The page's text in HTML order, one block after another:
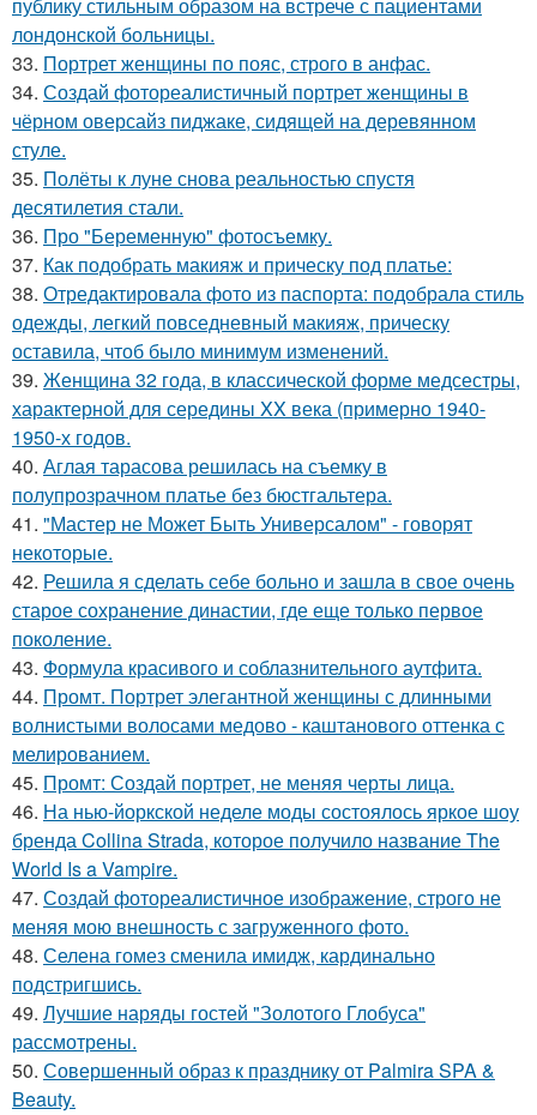
публику стильным образом на встрече с пациентами
лондонской больницы.
33. Портрет женщины по пояс, строго в анфас.
34. Создай фотореалистичный портрет женщины в
чёрном оверсайз пиджаке, сидящей на деревянном
стуле.
35. Полёты к луне снова реальностью спустя
десятилетия стали.
36. Про "Беременную" фотосъемку.
37. Как подобрать макияж и прическу под платье:
38. Отредактировала фото из паспорта: подобрала стиль
одежды, легкий повседневный макияж, прическу
оставила, чтоб было минимум изменений.
39. Женщина 32 года, в классической форме медсестры,
характерной для середины XX века (примерно 1940-
1950-х годов.
40. Аглая тарасова решилась на съемку в
полупрозрачном платье без бюстгальтера.
41. "Мастер не Может Быть Универсалом" - говорят
некоторые.
42. Решила я сделать себе больно и зашла в свое очень
старое сохранение династии, где еще только первое
поколение.
43. Формула красивого и соблазнительного аутфита.
44. Промт. Портрет элегантной женщины с длинными
волнистыми волосами медово - каштанового оттенка с
мелированием.
45. Промт: Создай портрет, не меняя черты лица.
46. На нью-йоркской неделе моды состоялось яркое шоу
бренда Collina Strada, которое получило название The
World Is a Vampire.
47. Создай фотореалистичное изображение, строго не
меняя мою внешность с загруженного фото.
48. Селена гомез сменила имидж, кардинально
подстригшись.
49. Лучшие наряды гостей "Золотого Глобуса"
рассмотрены.
50. Совершенный образ к празднику от Palmira SPA &
Beauty.